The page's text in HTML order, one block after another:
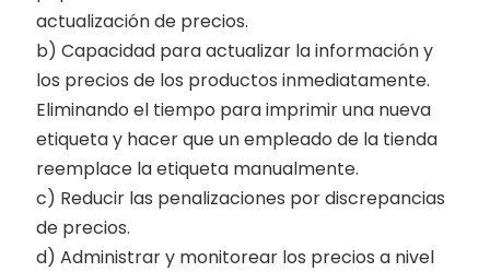
actualización de precios.
b) Capacidad para actualizar la información y
los precios de los productos inmediatamente.
Eliminando el tiempo para imprimir una nueva
etiqueta y hacer que un empleado de la tienda
reemplace la etiqueta manualmente.
c) Reducir las penalizaciones por discrepancias
de precios.
d) Administrar y monitorear los precios a nivel